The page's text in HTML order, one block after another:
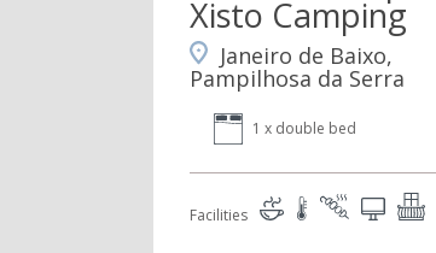
Xisto Camping
Janeiro de Baixo,
Pampilhosa da Serra
1 x double bed
Facilities